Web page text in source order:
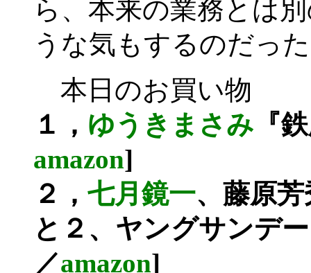
ら、本来の業務とは
うな気もするのだっ
本日のお買い物
１， ゆうきまさみ 『
amazon]
２， 七月鏡一、藤原
と２、ヤングサンデ
／amazon]